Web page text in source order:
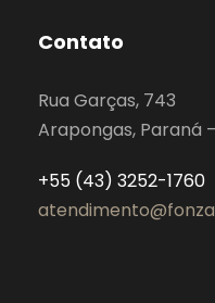
Contato
Rua Garças, 743
Arapongas, Paraná
+55 (43) 3252-1760